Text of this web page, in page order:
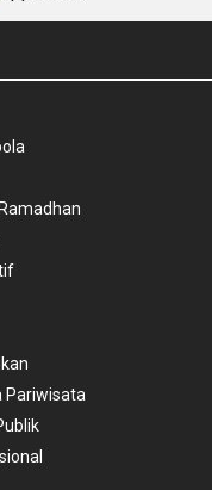
Pariwisata